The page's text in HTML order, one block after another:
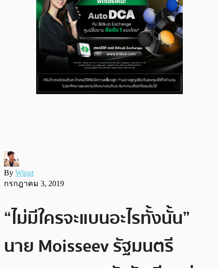
By Wiput
กรกฎาคม 3, 2019
“ไม่มีใครจะแบนอะไรทั้งนั้น”
นาย Moisseev รัฐมนตรี